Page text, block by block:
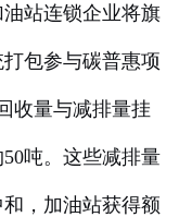
站连锁企业将旗
包参与碳普惠项
收量与减排量挂
吨。这些减排量
，加油站获得额